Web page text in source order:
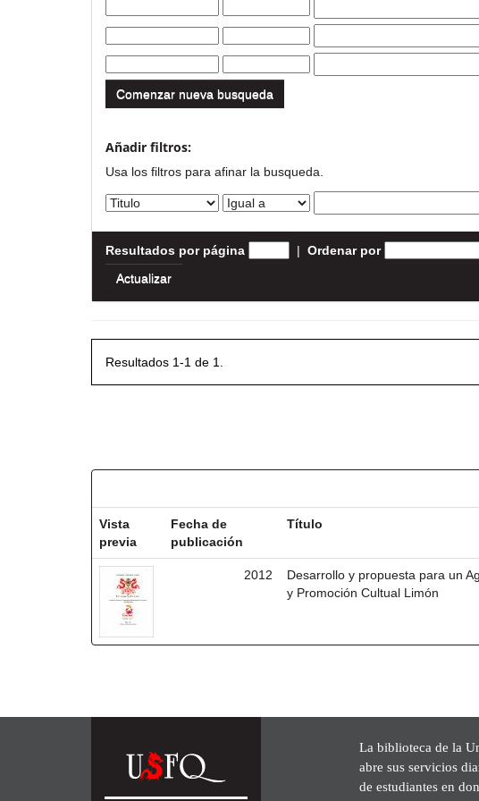
Comenzar nueva busqueda
Añadir filtros:
Usa los filtros para afinar la busqueda.
Resultados por página | Ordenar por
Resultados 1-1 de 1.
Vista
previa
Fecha de
publicación
Título
2012
Desarrollo y propuesta para un
y Promoción Cultual Limón
La biblioteca de la
abre sus servicios
de estudiantes en